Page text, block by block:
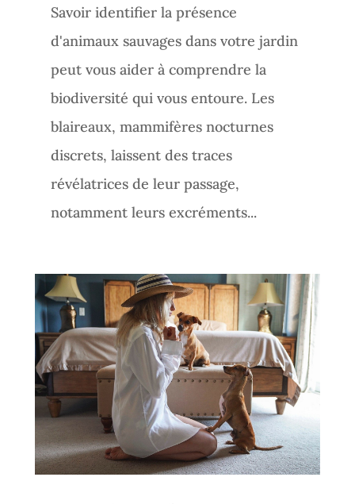
Savoir identifier la présence
d'animaux sauvages dans votre jardin
peut vous aider à comprendre la
biodiversité qui vous entoure. Les
blaireaux, mammifères nocturnes
discrets, laissent des traces
révélatrices de leur passage,
notamment leurs excréments...